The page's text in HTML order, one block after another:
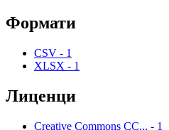
Формати
CSV - 1
XLSX - 1
Лиценци
Creative Commons CC... - 1